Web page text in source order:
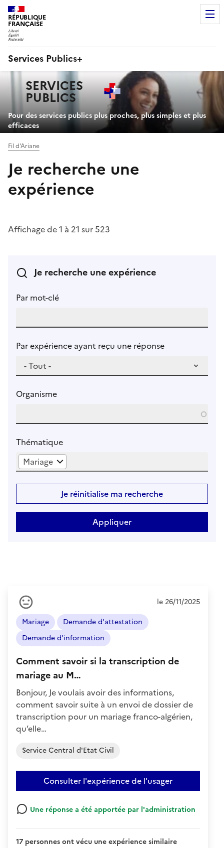
RÉPUBLIQUE
FRANÇAISE
Services Publics+
principaleSERVICES
PUBLICS+
Pour des services publics plus proches, plus simples et plus
efficaces
Fil d'Ariane
Je recherche une
expérience
Affichage de 1 à 21 sur 523
Je recherche une expérience
Par mot-clé
Par expérience ayant reçu une réponse
Organisme
Thématique
Mariage
Je réinitialise ma recherche
Comment savoir si la transcription de
mariage au M…
l'usager
:
Neutre
le 26/11/2025
Mariage
Demande d'attestation
Demande d'information
Bonjour, Je voulais avoir des informations,
comment savoir suite à un envoi de dossier de
transcription pour un mariage franco-algérien,
qu’elle…
Service Central d'Etat Civil
Consulter l'expérience de l'usager
Une réponse a été apportée par l'administration
17 personnes ont vécu une expérience similaire